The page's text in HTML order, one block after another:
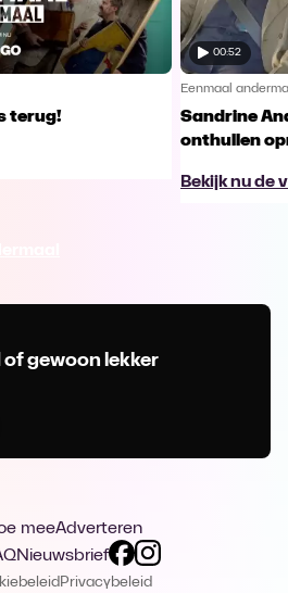
terug!
00:52
Eenmaal
Sandrine
onthullen
Bekijk nu de
of gewoon lekker
meeAdverteren
Nieuwsbrief
Privacybeleid